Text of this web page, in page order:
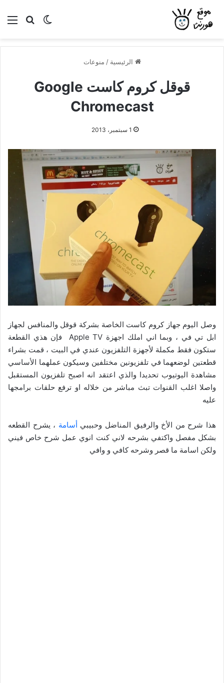
بحثالوضع
الرئيسية / منوعات
قوقل كروم كاست Google
Chromecast
1 سبتمبر، 2013
وصل اليوم جهاز كروم كاست الخاصة بشركة قوقل والمنافس لجهاز
ابل تي في ، وبما اني املك اجهزة Apple TV فإن هذي القطعة
ستكون فقط مكملة لأجهزة التلفزيون عندي في البيت ، قمت بشراء
قطعتين لوضعهما في تلفزيونين مختلفين وسيكون عملهما الأساسي
مشاهدة اليوتيوب تحديدا والذي اعتقد انه اصبح تلفزيون المستقبل
واصلا اغلب القنوات تبث مباشر من خلاله او ترفع حلقات برامجها
عليه
هذا شرح من الأخ والرفيق المناضل وحبيبيأسامة ، يشرح القطعه
بشكل مفصل واكتفي بشرحه لاني كنت انوي عمل شرح خاص فيني
ولكن اسامة ما قصر وشرحه كافي و وافي